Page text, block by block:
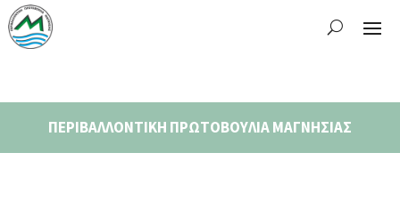
ΠΕΡΙΒΑΛΛΟΝΤΙΚΗ ΠΡΩΤΟΒΟΥΛΙΑ ΜΑΓΝΗΣΙΑΣ